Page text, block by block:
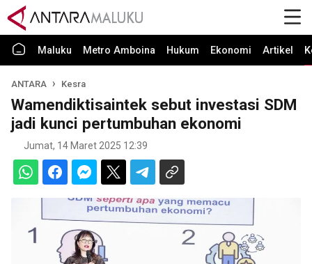
Maluku Metro Amboina Hukum Ekonomi Artikel
ANTARA Kesra
Wamendiktisaintek sebut investasi SDM
jadi kunci pertumbuhan ekonomi
Jumat, 14 Maret 2025 12:39